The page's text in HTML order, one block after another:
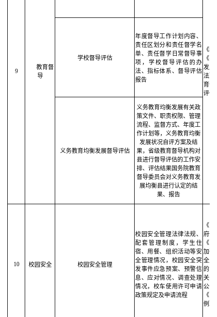
9
教育督
导
《
《
发展
法》
育优
评估
学校督导评估
年度督导工作计划内容、
责任区划分和责任督学名
单、责任督学日常督导事
项，学校督导评估的办
法、指标体系、督导评估
报告
义务教育均衡发展督导评估
义务教育均衡发展有关政
策文件、职责权限、管理
流程、监督方式、年度工
作计划等，义务教育均衡
发展状况自评方案及结
果，省级教育督导机构对
县进行督导评估的工作安
排、评估结果国务院教育
督导委员会对义务教育发
展均衡县进行认定的结
果、报告
10 校园安全 校园安全管理
校园安全管理法律法规、
配套管理制度，学生住
宿、用餐、组织活动等安
全管理情况，校园安全突
发事件应急预案、预警信
息、应对情况、调查处理
情况，校车使用许可申请
政策规定及申请流程
《
府信
《
加强
全风
的意
关于
公开
《
例》